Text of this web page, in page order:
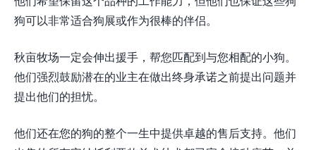
狗可以非常适合狗展或作为很棒的伴侣。
秋亩牧场一定会伸出援手，帮您匹配到与您相配的小狗。
他们强烈鼓励潜在的业主在做出终身承诺之前提出问题并
提出他们的担忧。
他们还在您的狗的整个一生中提供卓越的售后支持。他们